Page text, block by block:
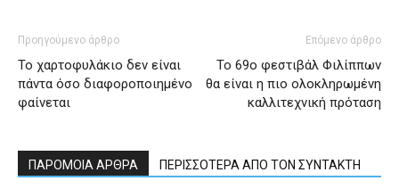
Προηγούμενο άρθρο
Το χαρτοφυλάκιο δεν είναι
πάντα όσο διαφοροποιημένο
φαίνεται
Επόμενο άρθρο
Το 69ο φεστιβάλ Φιλίππων
θα είναι η πιο ολοκληρωμένη
καλλιτεχνική πρόταση
ΠΑΡΟΜΟΙΑ ΑΡΘΡΑ ΠΕΡΙΣΣΟΤΕΡΑ ΑΠΟ ΤΟΝ ΣΥΝΤΑΚΤΗ